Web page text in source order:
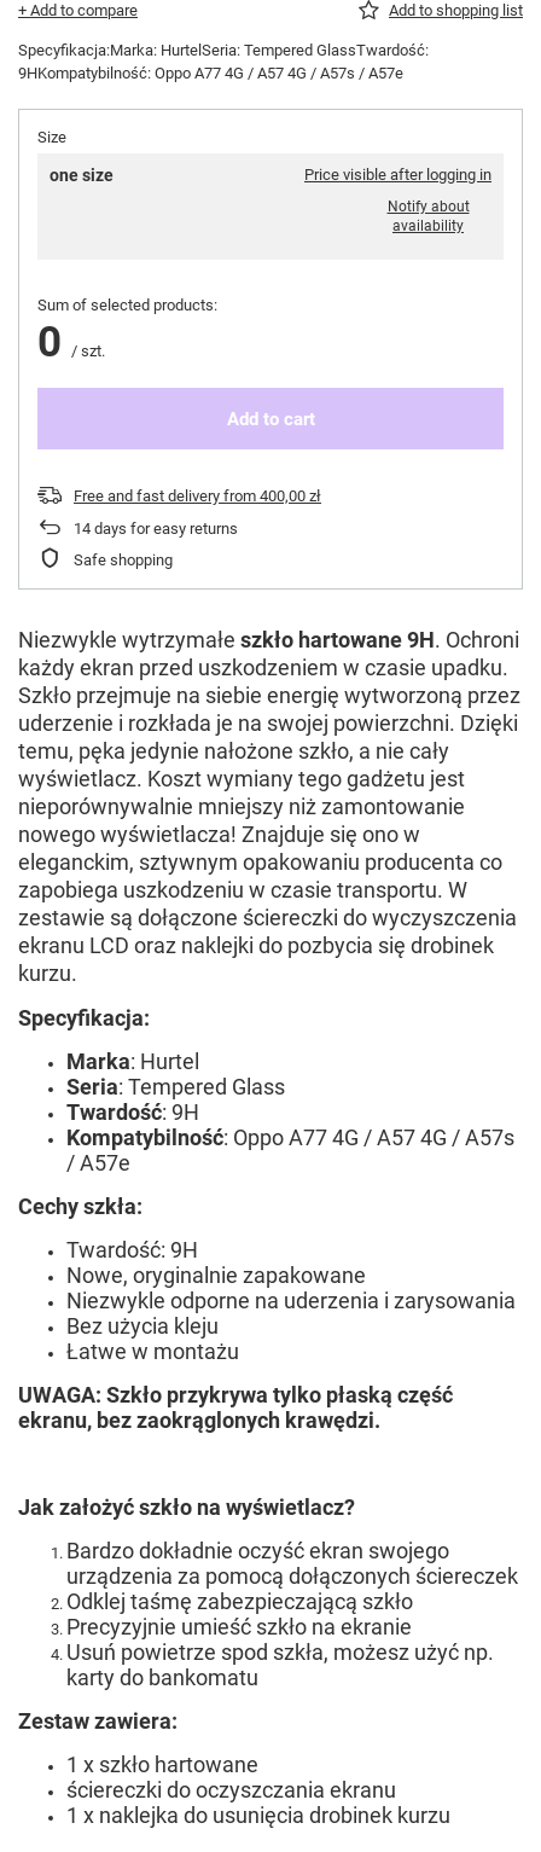
+ Add to compare Add to shopping list
Specyfikacja:Marka: HurtelSeria: Tempered GlassTwardość:
9HKompatybilność: Oppo A77 4G / A57 4G / A57s / A57e
Size
one size Price visible after logging in
Notify about
availability
Sum of selected products:
0 / szt.
Add to cart
Free and fast delivery from 400,00 zł
14 days for easy returns
Safe shopping
Niezwykle wytrzymałe szkło hartowane 9H. Ochroni
każdy ekran przed uszkodzeniem w czasie upadku.
Szkło przejmuje na siebie energię wytworzoną przez
uderzenie i rozkłada je na swojej powierzchni. Dzięki
temu, pęka jedynie nałożone szkło, a nie cały
wyświetlacz. Koszt wymiany tego gadżetu jest
nieporównywalnie mniejszy niż zamontowanie
nowego wyświetlacza! Znajduje się ono w
eleganckim, sztywnym opakowaniu producenta co
zapobiega uszkodzeniu w czasie transportu. W
zestawie są dołączone ściereczki do wyczyszczenia
ekranu LCD oraz naklejki do pozbycia się drobinek
kurzu.
Specyfikacja:
Marka: Hurtel
Seria: Tempered Glass
Twardość: 9H
Kompatybilność: Oppo A77 4G / A57 4G / A57s
/ A57e
Cechy szkła:
Twardość: 9H
Nowe, oryginalnie zapakowane
Niezwykle odporne na uderzenia i zarysowania
Bez użycia kleju
Łatwe w montażu
UWAGA: Szkło przykrywa tylko płaską część
ekranu, bez zaokrąglonych krawędzi.
Jak założyć szkło na wyświetlacz?
Bardzo dokładnie oczyść ekran swojego
urządzenia za pomocą dołączonych ściereczek
Odklej taśmę zabezpieczającą szkło
Precyzyjnie umieść szkło na ekranie
Usuń powietrze spod szkła, możesz użyć np.
karty do bankomatu
Zestaw zawiera:
1 x szkło hartowane
ściereczki do oczyszczania ekranu
1 x naklejka do usunięcia drobinek kurzu